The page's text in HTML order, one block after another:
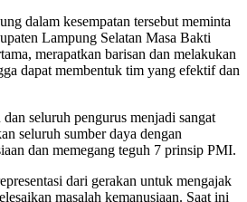
dalam kesempatan tersebut meminta
Lampung Selatan Masa Bakti
merapatkan barisan dan melakukan
dapat membentuk tim yang efektif dan
seluruh pengurus menjadi sangat
seluruh sumber daya dengan
dan memegang teguh 7 prinsip PMI.
dari gerakan untuk mengajak
masalah kemanusiaan. Saat ini